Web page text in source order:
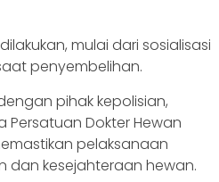
mulai dari sosialisasi
penyembelihan.
pihak kepolisian,
Persatuan Dokter Hewan
pelaksanaan
dan kesejahteraan hewan.